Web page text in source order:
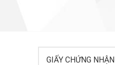
GIẤY CHỨNG NHẬN